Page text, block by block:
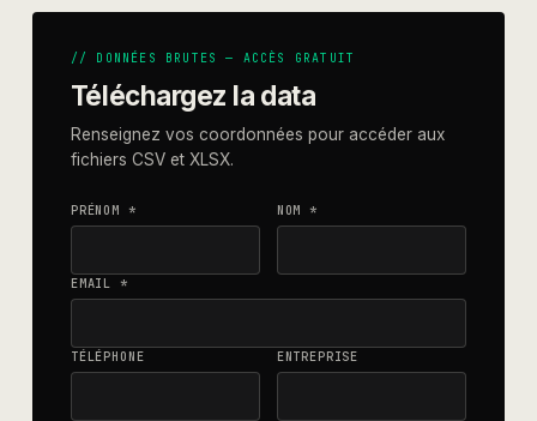
// DONNÉES BRUTES — ACCÈS GRATUIT
Téléchargez la data
Renseignez vos coordonnées pour accéder aux
fichiers CSV et XLSX.
PRÉNOM * NOM *
EMAIL *
TÉLÉPHONE ENTREPRISE